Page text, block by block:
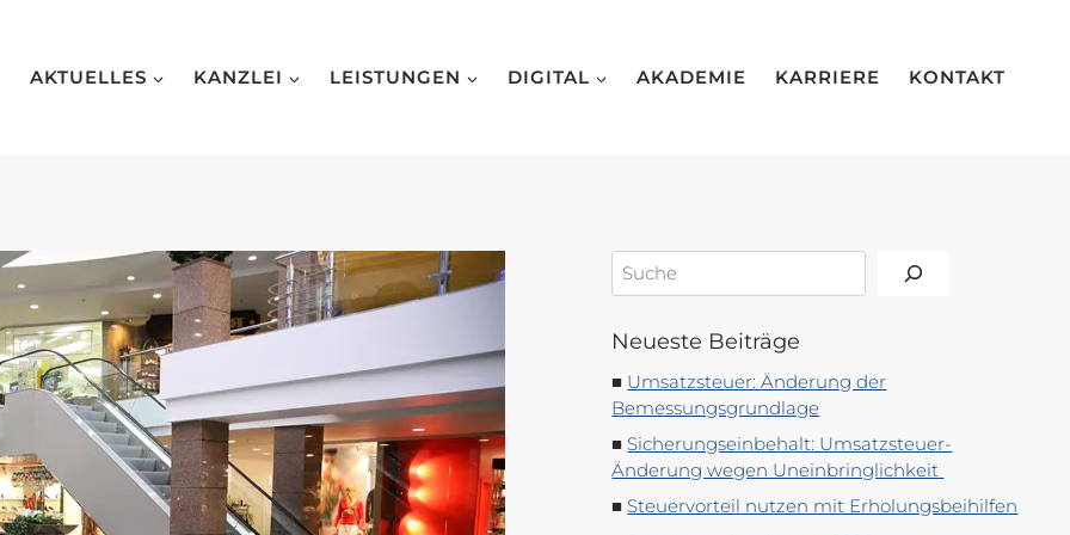
AKTUELLES KANZLEI LEISTUNGEN DIGITAL AKADEMIE KARRIERE KONTAKT
Suchen
Neueste Beiträge
Umsatzsteuer: Änderung der
Bemessungsgrundlage
Sicherungseinbehalt: Umsatzsteuer-
Änderung wegen Uneinbringlichkeit
Steuervorteil nutzen mit Erholungsbeihilfen